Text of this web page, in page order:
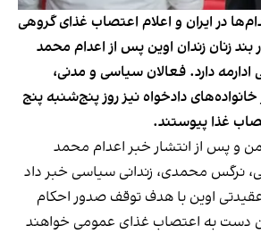
در ایران و اعلام اعتصاب غذای گروهی
بند زنان زندان اوین پس از اعدام محمد
دارد. فعالان سیاسی و مدنی،
دادخواه نیز روز پنج‌شنبه پنج
غذا پیوستند.
و پس از انتشار خبر اعدام محمد
نرگس محمدی، زندانی سیاسی خبر داد
عقیدتی اوین با هدف توقف صدور احکام
دست به اعتصاب غذای عمومی خواهند